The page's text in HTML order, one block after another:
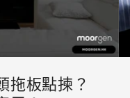
拖板點揀？